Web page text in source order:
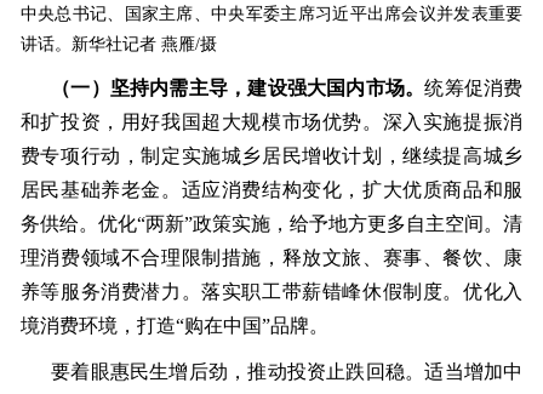
中央总书记、国家主席、中央军委主席习近平出席会议并发表重要
讲话。新华社记者 燕雁/摄
（一）坚持内需主导，建设强大国内市场。统筹促消费
和扩投资，用好我国超大规模市场优势。深入实施提振消
费专项行动，制定实施城乡居民增收计划，继续提高城乡
居民基础养老金。适应消费结构变化，扩大优质商品和服
务供给。优化“两新”政策实施，给予地方更多自主空间。清
理消费领域不合理限制措施，释放文旅、赛事、餐饮、康
养等服务消费潜力。落实职工带薪错峰休假制度。优化入
境消费环境，打造“购在中国”品牌。
要着眼惠民生增后劲，推动投资止跌回稳。适当增加中